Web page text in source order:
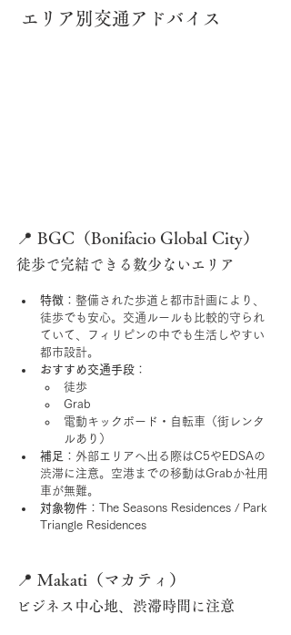
エリア別交通アドバイス
📍 BGC（Bonifacio Global City）
徒歩で完結できる数少ないエリア
特徴 ：整備された歩道と都市計画により、
徒歩でも安心。交通ルールも比較的守られ
ていて、フィリピンの中でも生活しやすい
都市設計。
おすすめ交通手段 ：
徒歩
Grab
電動キックボード・自転車（街レンタ
ルあり）
補足 ：外部エリアへ出る際はC5やEDSAの
渋滞に注意。空港までの移動はGrabか社用
車が無難。
対象物件 ：The Seasons Residences / Park
Triangle Residences
📍 Makati（マカティ）
ビジネス中心地、渋滞時間に注意